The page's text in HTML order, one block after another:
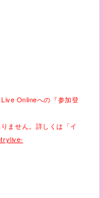
Onlineへの『参加登
ません。詳しくは「イ